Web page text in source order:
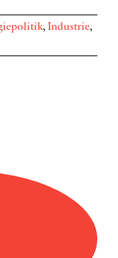
, Industrie,